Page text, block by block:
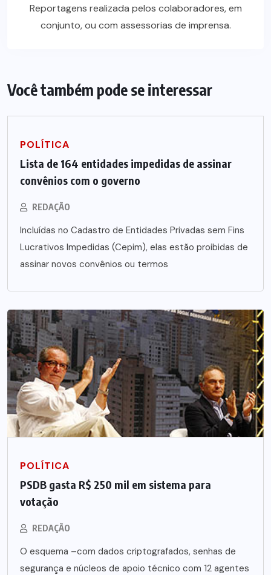
Reportagens realizada pelos colaboradores, em
conjunto, ou com assessorias de imprensa.
Você também pode se interessar
POLÍTICA
Lista de 164 entidades impedidas de assinar
convênios com o governo
REDAÇÃO
Incluídas no Cadastro de Entidades Privadas sem Fins
Lucrativos Impedidas (Cepim), elas estão proibidas de
assinar novos convênios ou termos
POLÍTICA
PSDB gasta R$ 250 mil em sistema para
votação
REDAÇÃO
O esquema –com dados criptografados, senhas de
segurança e núcleos de apoio técnico com 12 agentes